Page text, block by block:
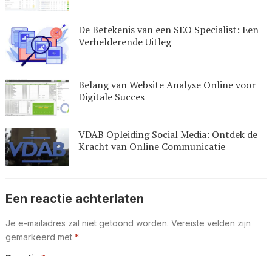
De Betekenis van een SEO Specialist: Een
Verhelderende Uitleg
Belang van Website Analyse Online voor
Digitale Succes
VDAB Opleiding Social Media: Ontdek de
Kracht van Online Communicatie
Een reactie achterlaten
Je e-mailadres zal niet getoond worden. Vereiste velden zijn
gemarkeerd met *